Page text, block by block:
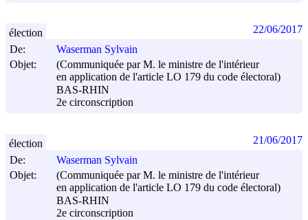
De:
Waserman Sylvain
Objet:
(Communiquée par M. le ministre de l'intérieur
en application de l'article LO 179 du code électoral)
BAS-RHIN
2e circonscription
élection 22/06/2017
De:
Waserman Sylvain
Objet:
(Communiquée par M. le ministre de l'intérieur
en application de l'article LO 179 du code électoral)
BAS-RHIN
2e circonscription
élection 21/06/2017